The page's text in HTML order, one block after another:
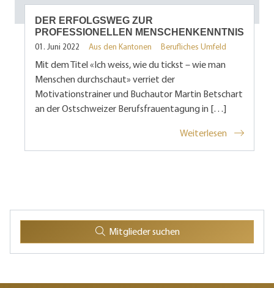
DER ERFOLGSWEG ZUR
PROFESSIONELLEN MENSCHENKENNTNIS
01. Juni 2022 Aus den Kantonen Berufliches Umfeld
Mit dem Titel «Ich weiss, wie du tickst – wie man
Menschen durchschaut» verriet der
Motivationstrainer und Buchautor Martin Betschart
an der Ostschweizer Berufsfrauentagung in […]
Weiterlesen
Mitglieder suchen